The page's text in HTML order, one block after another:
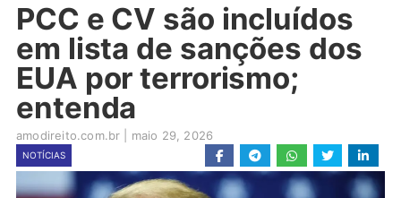
PCC e CV são incluídos
em lista de sanções dos
EUA por terrorismo;
entenda
amodireito.com.br maio 29, 2026
NOTÍCIAS